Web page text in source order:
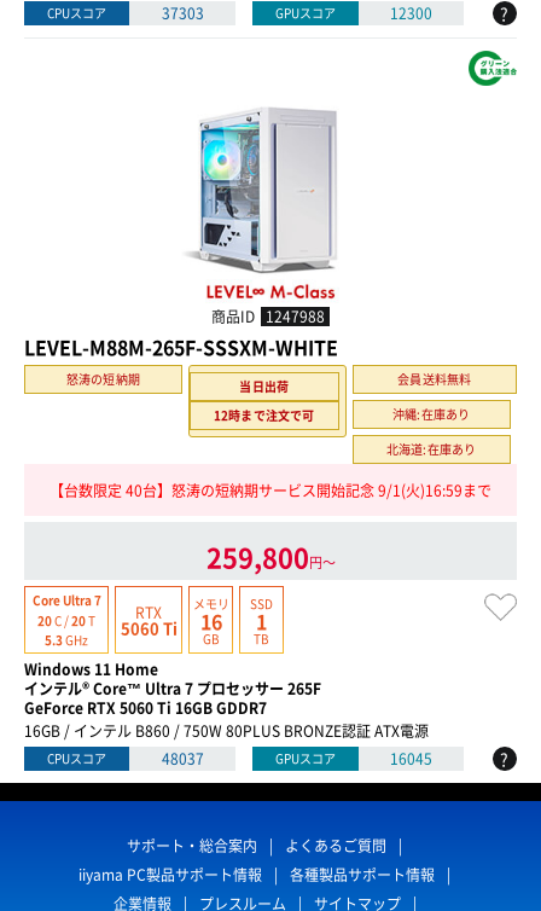
CPUスコア 37303 GPUスコア 12300 ?
商品ID 1247988
LEVEL-M88M-265F-SSSXM-WHITE
怒涛の短納期
当日出荷
12時まで注文で可
会員送料無料
沖縄:在庫あり
北海道:在庫あり
【台数限定 40台】怒涛の短納期サービス開始記念 9/1(火)16:59まで
259,800円〜
Core Ultra 7
20C /20T
5.3GHz
RTX
5060 Ti
メモリ
16
GB
SSD
1
TB
Windows 11 Home
インテル® Core™ Ultra 7 プロセッサー 265F
GeForce RTX 5060 Ti 16GB GDDR7
16GB / インテル B860 / 750W 80PLUS BRONZE認証 ATX電源
CPUスコア 48037 GPUスコア 16045 ?
サポート・総合案内
よくあるご質問
iiyama PC製品サポート情報
各種製品サポート情報
企業情報
プレスルーム サイトマップ